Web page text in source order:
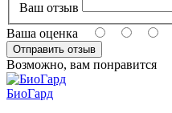
Ваш отзыв
Ваша оценка
Возможно, вам понравится
БиоГард